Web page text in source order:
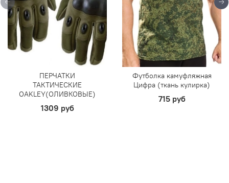
ПЕРЧАТКИ
ТАКТИЧЕСКИЕ
OAKLEY(ОЛИВКОВЫЕ)
1309 руб
Футболка камуфляжная
Цифра (ткань кулирка)
715 руб